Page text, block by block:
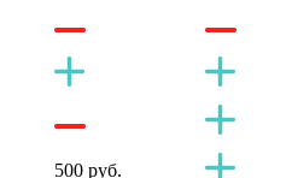
500 руб.